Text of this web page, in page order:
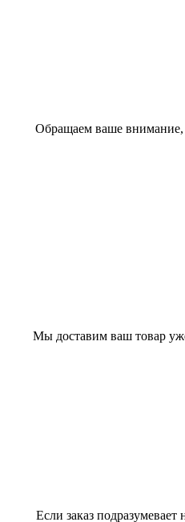
Обращаем ваше внимание,
Мы доставим ваш товар
Если заказ